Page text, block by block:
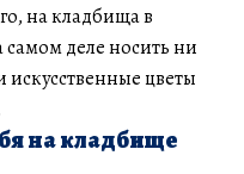
на кладбища в
деле носить ни
цветы
на кладбище